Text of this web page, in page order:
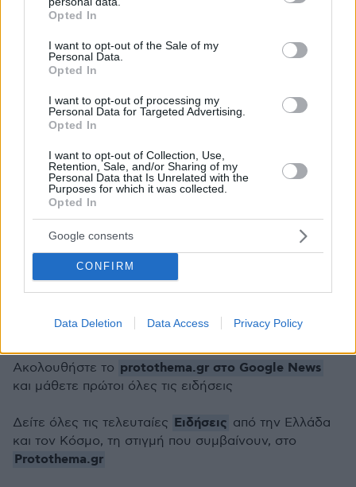
grant or deny consent to Google and its third-party tags to
use your data for below specified purposes in below Google
consent section.
Opted In
I want to opt-out of the Sale of my
Personal Data.
Opted In
I want to opt-out of processing my
Personal Data for Targeted Advertising.
Opted In
I want to opt-out of Collection, Use,
Retention, Sale, and/or Sharing of my
Personal Data that Is Unrelated with the
Purposes for which it was collected.
Opted In
Google consents
CONFIRM
Data Deletion Data Access Privacy Policy
λέει ο Ντράκενμπεργκ. «Αλλιώς, δεν αξίζει να
υπάρχουμε».
Η Έφη Αχτσιόγλου ανακοίνωσε με μια
φωτογραφία ότι περιμένει το δεύτερο παιδί της
Ανάσταση με μολότοφ στα Καμίνια της Κρήτης,
καλάσνικοφ και εκρήξεις δυναμίτη στα Ζωνιανά
- Δείτε βίντεο
Πώς ξεκίνησε η οικογενειακή «σφαγή» στο
Ρέθυμνο - Κάρφωσαν τζάμι στον λαιμό του
Ακολουθήστε το protothema.gr στο Google News
και μάθετε πρώτοι όλες τις ειδήσεις
Δείτε όλες τις τελευταίες Ειδήσεις από την Ελλάδα
και τον Κόσμο, τη στιγμή που συμβαίνουν, στο
Protothema.gr